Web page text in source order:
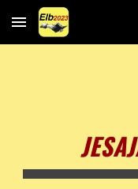
Skip to main content